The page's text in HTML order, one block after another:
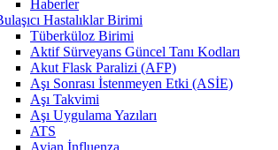
Haberler
Hastalıklar Birimi
Tüberküloz Birimi
Aktif Sürveyans Güncel Tanı Kodları
Akut Flask Paralizi (AFP)
Aşı Sonrası İstenmeyen Etki (ASİE)
Aşı Takvimi
Aşı Uygulama Yazıları
ATS
Avian İnfluenza